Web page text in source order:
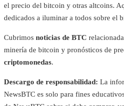
el precio del bitcoin y otras altcoins.
dedicados a iluminar a todos sobre el
Cubrimos noticias de BTC
minería de bitcoin y pronósticos de
criptomonedas.
Descargo de responsabilidad: La
NewsBTC es solo para fines